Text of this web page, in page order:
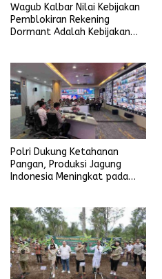
Wagub Kalbar Nilai Kebijakan
Pemblokiran Rekening
Dormant Adalah Kebijakan
Polri Dukung Ketahanan
Pangan, Produksi Jagung
Indonesia Meningkat pada